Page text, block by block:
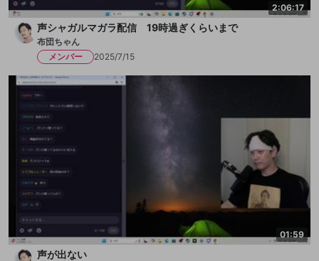
2:06:17
声シャガルマガラ配信 19時過ぎくらいまで
布団ちゃん
メンバー
2025/7/15
01:59
声が出ない